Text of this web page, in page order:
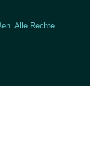
Alle Rechte